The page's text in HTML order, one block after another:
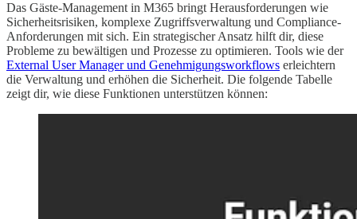
Das Gäste-Management in M365 bringt Herausforderungen wie
Sicherheitsrisiken, komplexe Zugriffsverwaltung und Compliance-
Anforderungen mit sich. Ein strategischer Ansatz hilft dir, diese
Probleme zu bewältigen und Prozesse zu optimieren. Tools wie der
External User Manager und Genehmigungsworkflows erleichtern
die Verwaltung und erhöhen die Sicherheit. Die folgende Tabelle
zeigt dir, wie diese Funktionen unterstützen können: